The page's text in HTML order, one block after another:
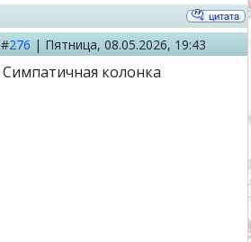
#276 | Пятница, 08.05.2026, 19:43
Симпатичная колонка